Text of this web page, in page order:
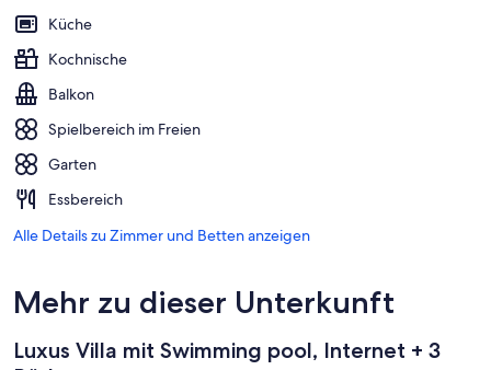
Küche
Kochnische
Balkon
Spielbereich im Freien
Garten
Essbereich
Alle Details zu Zimmer und Betten anzeigen
Mehr zu dieser Unterkunft
Luxus Villa mit Swimming pool, Internet + 3